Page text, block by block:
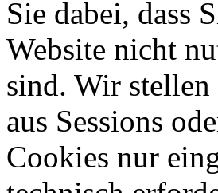
Sie dabei, dass
Website nicht
sind. Wir stellen
aus Sessions
Cookies nur